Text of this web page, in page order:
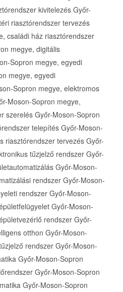
kivitelezés Győr-
riasztórendszer tervezés
családi ház riasztórendszer
megye, digitális
Sopron megye, egyedi
megye, egyedi
Sopron megye, elektromos
Moson-Sopron megye,
szerelés Győr-Moson-Sopron
telepítés Győr-Moson-
riasztórendszer tervezés Győr-
tűzjelző rendszer Győr-
Győr-Moson-
rendszer Győr-Moson-
rendszer Győr-Moson-
Győr-Moson-
rendszer Győr-
otthon Győr-Moson-
rendszer Győr-Moson-
Győr-Moson-Sopron
Győr-Moson-Sopron
Győr-Moson-Sopron